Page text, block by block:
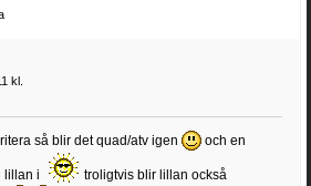
kl.
så blir det quad/atv igen och en
lillan i
troligtvis blir lillan också